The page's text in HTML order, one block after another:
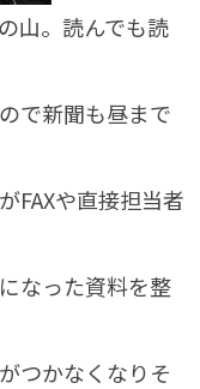
山。読んでも読
で新聞も昼まで
FAXや直接担当者
なった資料を整
つかなくなりそ